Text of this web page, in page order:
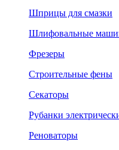
Шприцы для смазки
Шлифовальные
Фрезеры
Строительные фены
Секаторы
Рубанки
Реноваторы